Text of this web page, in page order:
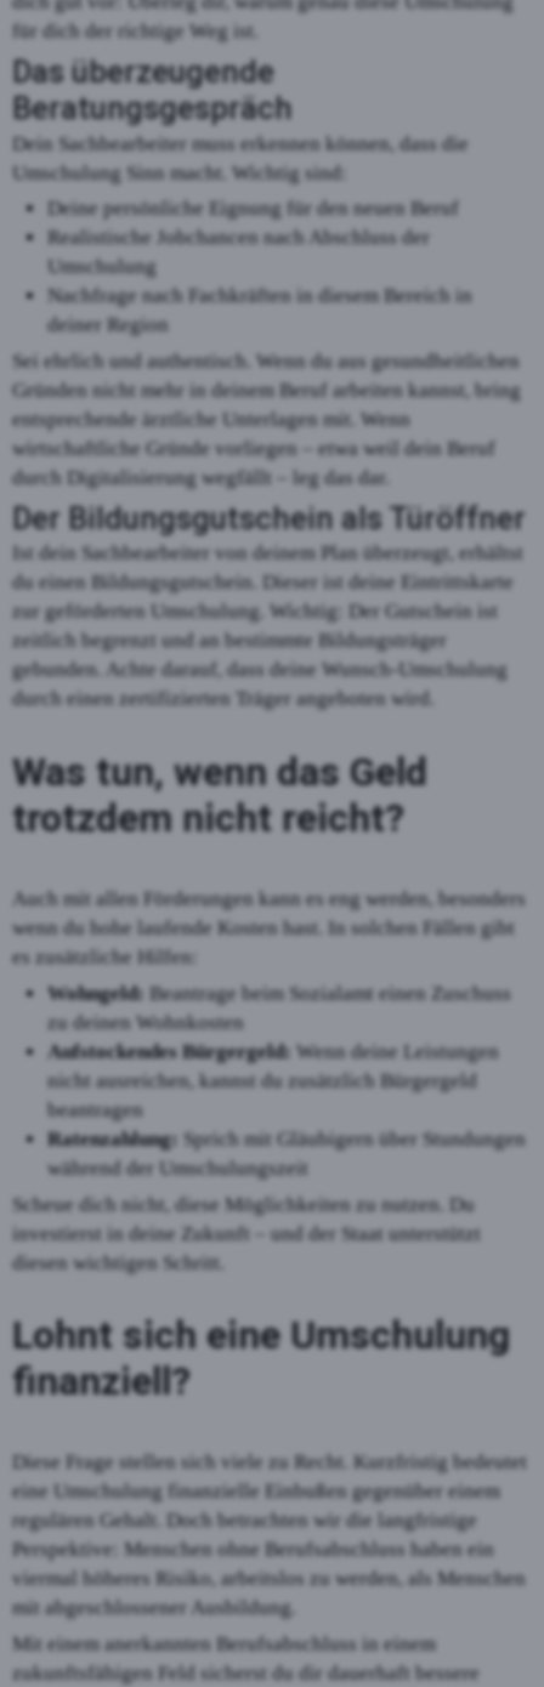
für dich der richtige Weg ist.
Das überzeugende
Beratungsgespräch
Dein Sachbearbeiter muss erkennen können, dass die
Umschulung Sinn macht. Wichtig sind:
Deine persönliche Eignung für den neuen Beruf
Realistische Jobchancen nach Abschluss der
Umschulung
Nachfrage nach Fachkräften in diesem Bereich in
deiner Region
Sei ehrlich und authentisch. Wenn du aus gesundheitlichen
Gründen nicht mehr in deinem Beruf arbeiten kannst, bring
entsprechende ärztliche Unterlagen mit. Wenn
wirtschaftliche Gründe vorliegen – etwa weil dein Beruf
durch Digitalisierung wegfällt – leg das dar.
Der Bildungsgutschein als Türöffner
Ist dein Sachbearbeiter von deinem Plan überzeugt, erhältst
du einen Bildungsgutschein. Dieser ist deine Eintrittskarte
zur geförderten Umschulung. Wichtig: Der Gutschein ist
zeitlich begrenzt und an bestimmte Bildungsträger
gebunden. Achte darauf, dass deine Wunsch-Umschulung
durch einen zertifizierten Träger angeboten wird.
Was tun, wenn das Geld
trotzdem nicht reicht?
Auch mit allen Förderungen kann es eng werden, besonders
wenn du hohe laufende Kosten hast. In solchen Fällen gibt
es zusätzliche Hilfen:
Wohngeld: Beantrage beim Sozialamt einen Zuschuss
zu deinen Wohnkosten
Aufstockendes Bürgergeld: Wenn deine Leistungen
nicht ausreichen, kannst du zusätzlich Bürgergeld
beantragen
Ratenzahlung: Sprich mit Gläubigern über Stundungen
während der Umschulungszeit
Scheue dich nicht, diese Möglichkeiten zu nutzen. Du
investierst in deine Zukunft – und der Staat unterstützt
diesen wichtigen Schritt.
Lohnt sich eine Umschulung
finanziell?
Diese Frage stellen sich viele zu Recht. Kurzfristig bedeutet
eine Umschulung finanzielle Einbußen gegenüber einem
regulären Gehalt. Doch betrachten wir die langfristige
Perspektive: Menschen ohne Berufsabschluss haben ein
viermal höheres Risiko, arbeitslos zu werden, als Menschen
mit abgeschlossener Ausbildung.
Mit einem anerkannten Berufsabschluss in einem
zukunftsfähigen Feld sicherst du dir dauerhaft bessere